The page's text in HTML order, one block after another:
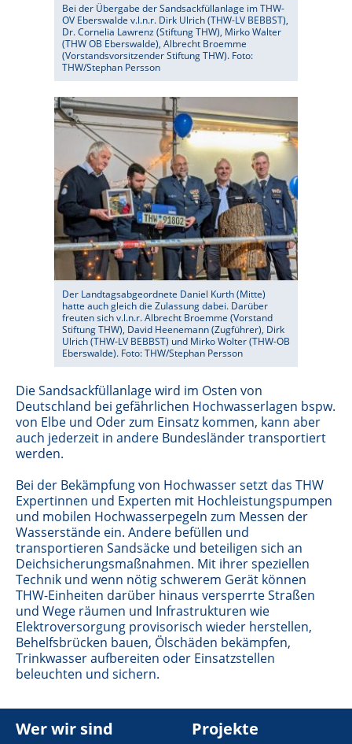
Bei der Übergabe der Sandsackfüllanlage im THW-
OV Eberswalde v.l.n.r. Dirk Ulrich (THW-LV BEBBST),
Dr. Cornelia Lawrenz (Stiftung THW), Mirko Walter
(THW OB Eberswalde), Albrecht Broemme
(Vorstandsvorsitzender Stiftung THW). Foto:
THW/Stephan Persson
Der Landtagsabgeordnete Daniel Kurth (Mitte)
hatte auch gleich die Zulassung dabei. Darüber
freuten sich v.l.n.r. Albrecht Broemme (Vorstand
Stiftung THW), David Heenemann (Zugführer), Dirk
Ulrich (THW-LV BEBBST) und Mirko Wolter (THW-OB
Eberswalde). Foto: THW/Stephan Persson
Die Sandsackfüllanlage wird im Osten von
Deutschland bei gefährlichen Hochwasserlagen bspw.
von Elbe und Oder zum Einsatz kommen, kann aber
auch jederzeit in andere Bundesländer transportiert
werden.
Bei der Bekämpfung von Hochwasser setzt das THW
Expertinnen und Experten mit Hochleistungspumpen
und mobilen Hochwasserpegeln zum Messen der
Wasserstände ein. Andere befüllen und
transportieren Sandsäcke und beteiligen sich an
Deichsicherungsmaßnahmen. Mit ihrer speziellen
Technik und wenn nötig schwerem Gerät können
THW-Einheiten darüber hinaus versperrte Straßen
und Wege räumen und Infrastrukturen wie
Elektroversorgung provisorisch wieder herstellen,
Behelfsbrücken bauen, Ölschäden bekämpfen,
Trinkwasser aufbereiten oder Einsatzstellen
beleuchten und sichern.
Wer wir sind Projekte